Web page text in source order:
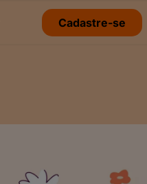
Cadastre-se